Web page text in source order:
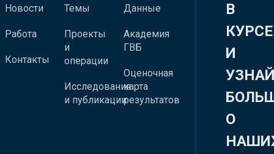
Новости
Работа
Контакты
Темы
Проекты
и
операции
Исследования
и публикации
Данные
Академия
ГВБ
Оценочная
карта
результатов
В
КУРСЕ
И
О